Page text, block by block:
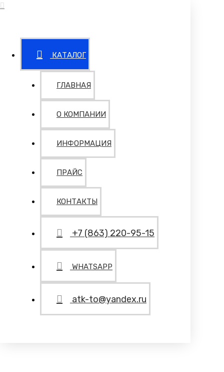
КАТАЛОГ
ГЛАВНАЯ
О КОМПАНИИ
ИНФОРМАЦИЯ
ПРАЙС
КОНТАКТЫ
+7 (863) 220-95-15
WHATSAPP
atk-to@yandex.ru